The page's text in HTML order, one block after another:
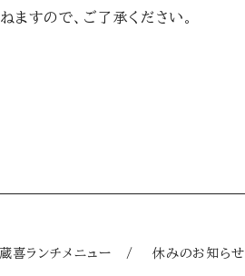
すので、ご了承ください。
ランチメニュー / 休みのお知らせ